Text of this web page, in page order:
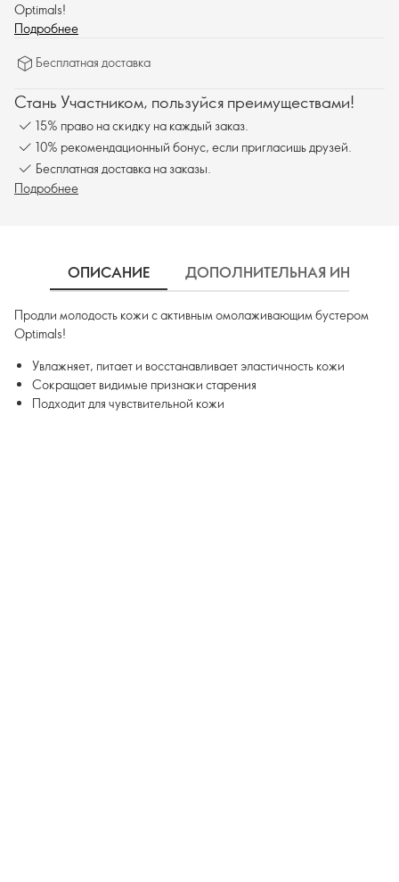
Optimals!
Подробнее
Бесплатная доставка
Стань Участником, пользуйся преимуществами!
15% право на скидку на каждый заказ.
10% рекомендационный бонус, если пригласишь друзей.
Бесплатная доставка на заказы.
Подробнее
ОПИСАНИЕ ДОПОЛНИТЕЛЬНАЯ
Продли молодость кожи с активным омолаживающим бустером
Optimals!
Увлажняет, питает и восстанавливает эластичность кожи
Сокращает видимые признаки старения
Подходит для чувствительной кожи